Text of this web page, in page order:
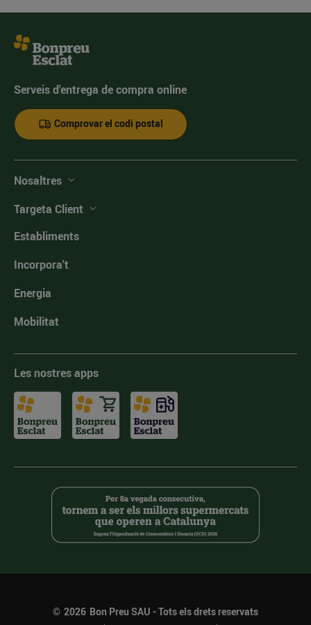
Serveis d'entrega de compra online
Comprovar el codi postal
Nosaltres
Targeta Client
Establiments
Incorpora't
Energia
Mobilitat
Les nostres apps
© 2026 Bon Preu SAU - Tots els drets reservats